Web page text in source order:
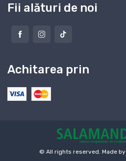
Fii alături de noi
Achitarea prin
© All rights reserved. Made by